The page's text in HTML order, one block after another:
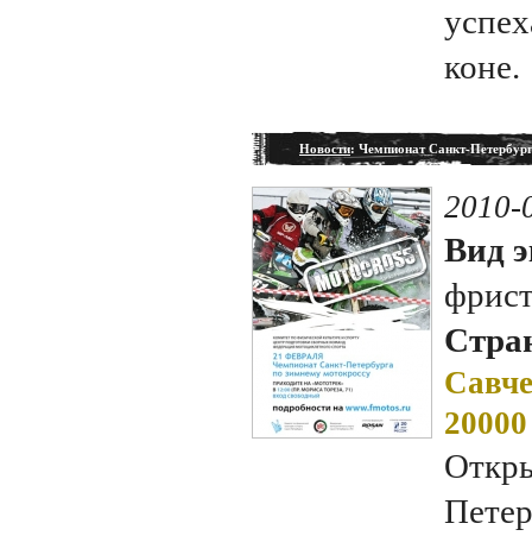
коне.
Новости: Чемпионат Санкт-
2010-
Вид
20000